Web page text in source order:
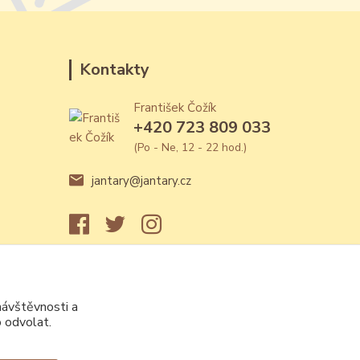
Kontakty
František Čožík
+420 723 809 033
(Po - Ne, 12 - 22 hod.)
jantary@jantary.cz
a
odvolat.